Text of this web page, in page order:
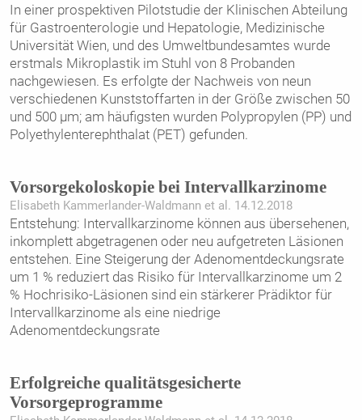
In einer prospektiven Pilotstudie der Klinischen Abteilung
für Gastroenterologie und Hepatologie, Medizinische
Universität Wien, und des Umweltbundesamtes wurde
erstmals Mikroplastik im Stuhl von 8 Probanden
nachgewiesen. Es erfolgte der Nachweis von neun
verschiedenen Kunststoffarten in der Größe zwischen 50
und 500 µm; am häufigsten wurden Polypropylen (PP) und
Polyethylenterephthalat (PET) gefunden.
Vorsorgekoloskopie bei Intervallkarzinome
Elisabeth Kammerlander-Waldmann et al. 14.12.2018
Entstehung: Intervallkarzinome können aus übersehenen,
inkomplett abgetragenen oder neu aufgetreten Läsionen
entstehen. Eine Steigerung der Adenomentdeckungsrate
um 1 % reduziert das Risiko für Intervallkarzinome um 2
% Hochrisiko-Läsionen sind ein stärkerer Prädiktor für
Intervallkarzinome als eine niedrige
Adenomentdeckungsrate
Erfolgreiche qualitätsgesicherte
Vorsorgeprogramme